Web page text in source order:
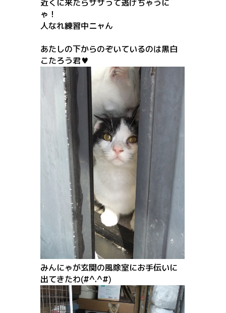
近くに来たらササって逃げちゃうに
ゃ！
人なれ練習中ニャん
あたしの下からのぞいているのは黒白
こたろう君♥
みんにゃが玄関の風除室にお手伝いに
出てきたわ(#^.^#)